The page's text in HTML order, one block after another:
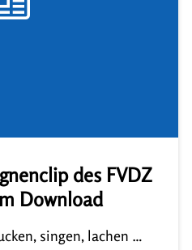
des FVDZ
Download
singen, lachen …